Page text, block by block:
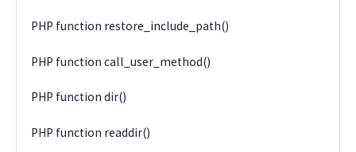
PHP function restore_include_path()
PHP function call_user_method()
PHP function dir()
PHP function readdir()